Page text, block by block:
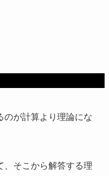
のが計算より理論にな
、そこから解答する理